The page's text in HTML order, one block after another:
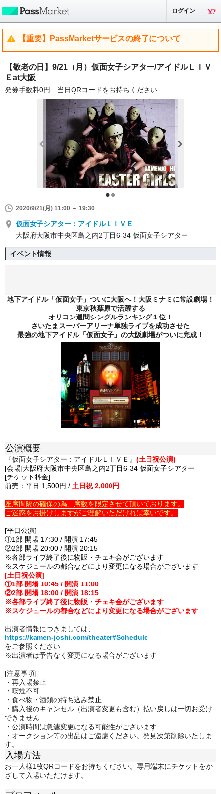
ログイン
【重要】PassMarketサービスの終了について
【敬老の日】9/21（月）仮面女子シアター/アイドルＬＩＶ
Ｅat大阪
発券手数料0円 当日QRコードをお持ちください
2020/9/21(月) 11:00 ～ 19:30
仮面女子シアター：アイドルＬＩＶＥ
大阪府大阪市中央区島之内2丁目6-34 仮面女子シアター
イベント情報
地下アイドル「仮面女子」ついに大阪へ！大阪ミナミに常設劇場！
東京秋葉原で活躍する
オリコン週間シングルランキング１位！
さいたまスーパーアリーナ単独ライブを成功させた
最強の地下アイドル「仮面女子」の大阪劇場がついに完成！
公演概要
『仮面女子シアター：アイドルＬＩＶＥ』 (土日祝公演)
[会場]大阪府大阪市中央区島之内2丁目6-34 仮面女子シアター
[チケット料金]
前売：平日 1,500円 / 土日祝 2,000円
座席間隔の確保の為、席数を限定させて頂いております。
ご迷惑をお掛けしますがご理解いただければ幸いです。
[平日公演]
①1部 開場 17:30 / 開演 17:45
②2部 開場 20:00 / 開演 20:15
※各部ライブ終了後に物販・チェキ会がございます
※スケジュールの都合などにより変更になる場合がございます
[土日祝公演]
①1部 開場 10:45 / 開演 11:00
②2部 開場 18:00 / 開演 18:15
※各部ライブ終了後に物販・チェキ会がございます
※スケジュールの都合などにより変更になる場合がございます
出演者情報につきましては、
https://kamen-joshi.com/theater#Schedule
をご参照ください
※出演者は予告なく変更になる場合がございます
[注意事項]
・再入場禁止
・喫煙不可
・食べ物・酒類の持ち込み禁止
・購入後のキャンセル（出演者変更も含む）払い戻しは一切お受け
できません
・公演時間は急遽変更になる可能性がございます
・オークション等の出品はご遠慮ください。発見次第削除いたしま
す。
入場方法
お一人様1枚QRコードをお持ちください。専用端末にチケットをか
ざして入場いただけます。